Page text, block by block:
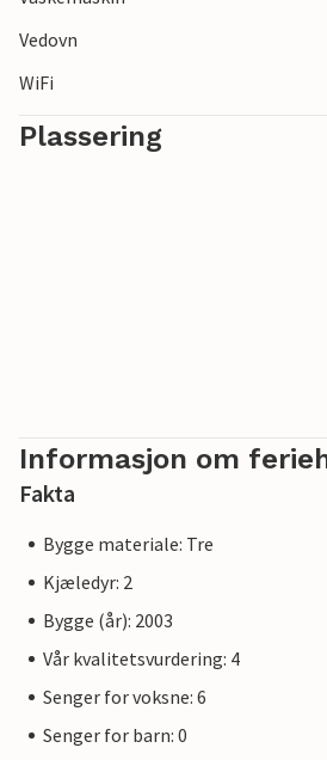
Vedovn
WiFi
Plassering
Informasjon om
Fakta
Bygge materiale: Tre
Kjæledyr: 2
Bygge (år): 2003
Vår kvalitetsvurdering: 4
Senger for voksne: 6
Senger for barn: 0